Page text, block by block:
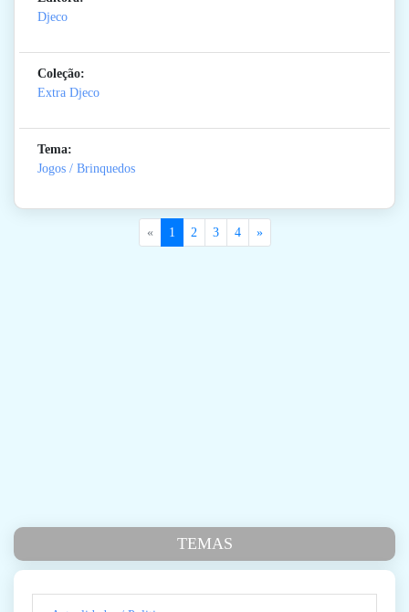
Djeco
Coleção:
Extra Djeco
Tema:
Jogos / Brinquedos
« 1 2 3 4 »
TEMAS